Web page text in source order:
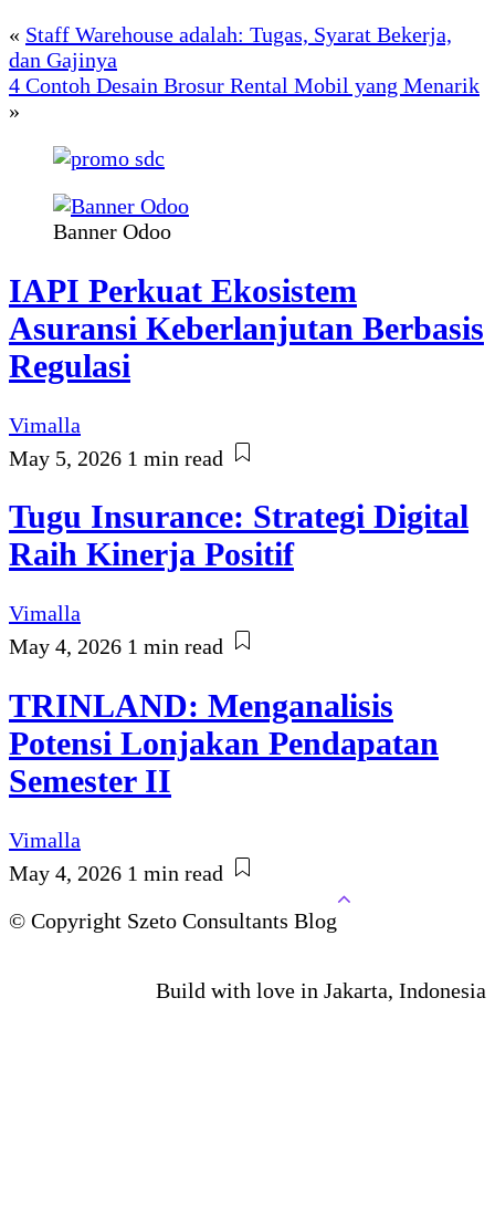
« Staff Warehouse adalah: Tugas, Syarat Bekerja,
dan Gajinya
4 Contoh Desain Brosur Rental Mobil yang Menarik
»
Banner Odoo
IAPI Perkuat Ekosistem
Asuransi Keberlanjutan Berbasis
Regulasi
Vimalla
May 5, 2026 1 min read
Tugu Insurance: Strategi Digital
Raih Kinerja Positif
Vimalla
May 4, 2026 1 min read
TRINLAND: Menganalisis
Potensi Lonjakan Pendapatan
Semester II
Vimalla
May 4, 2026 1 min read
© Copyright Szeto Consultants Blog
Build with love in Jakarta, Indonesia